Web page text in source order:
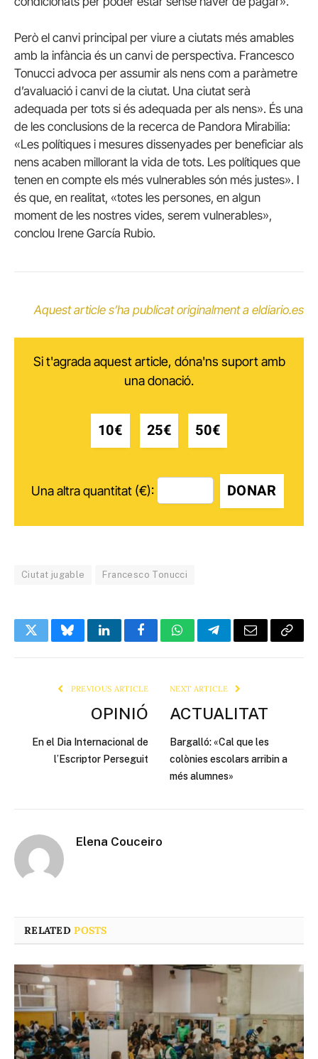
Però el canvi principal per viure a ciutats més amables
amb la infància és un canvi de perspectiva. Francesco
Tonucci advoca per assumir als nens com a paràmetre
d’avaluació i canvi de la ciutat. Una ciutat serà
adequada per tots si és adequada per als nens». És una
de les conclusions de la recerca de Pandora Mirabilia:
«Les polítiques i mesures dissenyades per beneficiar als
nens acaben millorant la vida de tots. Les polítiques que
tenen en compte els més vulnerables són més justes». I
és que, en realitat, «totes les persones, en algun
moment de les nostres vides, serem vulnerables»,
conclou Irene García Rubio.
Aquest article s’ha publicat originalment a eldiario.es
Si t'agrada aquest article, dóna'ns suport amb
una donació.
10€ 25€ 50€
Una altra quantitat (€): DONAR
Ciutat jugable Francesco Tonucci
TwitterBlueskyLinkedInFacebookWhatsAppTelegramEmail Copy
PREVIOUS ARTICLE
OPINIÓ
En el Dia Internacional de
l’Escriptor Perseguit
NEXT ARTICLE
ACTUALITAT
Bargalló: «Cal que les
colònies escolars arribin a
més alumnes»
Elena Couceiro
RELATEDPOSTS